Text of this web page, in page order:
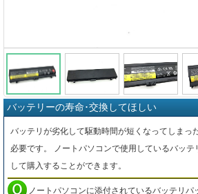
バッテリーの寿命･交換してほしい
バッテリが劣化して駆動時間が短くなってしまっ
必要です。 ノートパソコンで使用しているバッ
して購入することができます。
ノートパソコンに添付されているバッテリパ